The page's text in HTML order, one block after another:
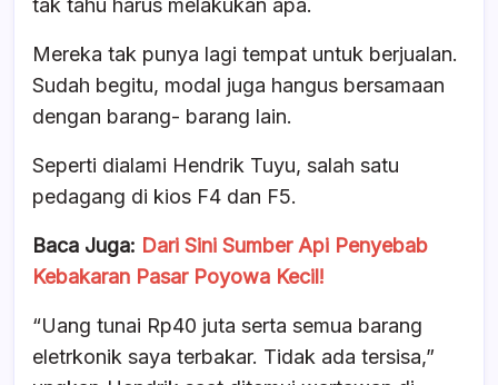
tak tahu harus melakukan apa.
Mereka tak punya lagi tempat untuk berjualan.
Sudah begitu, modal juga hangus bersamaan
dengan barang- barang lain.
Seperti dialami Hendrik Tuyu, salah satu
pedagang di kios F4 dan F5.
Baca Juga: Dari Sini Sumber Api Penyebab
Kebakaran Pasar Poyowa Kecil!
“Uang tunai Rp40 juta serta semua barang
eletrkonik saya terbakar. Tidak ada tersisa,”